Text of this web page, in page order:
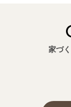
家づ